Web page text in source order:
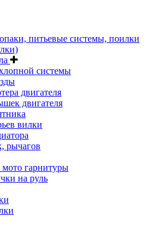
питьевые системы, поилки
системы
двигателя
двигателя
вилки
рычагов
гарнитуры
на руль